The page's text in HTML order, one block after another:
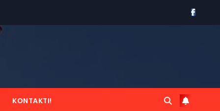
KONTAKTI!